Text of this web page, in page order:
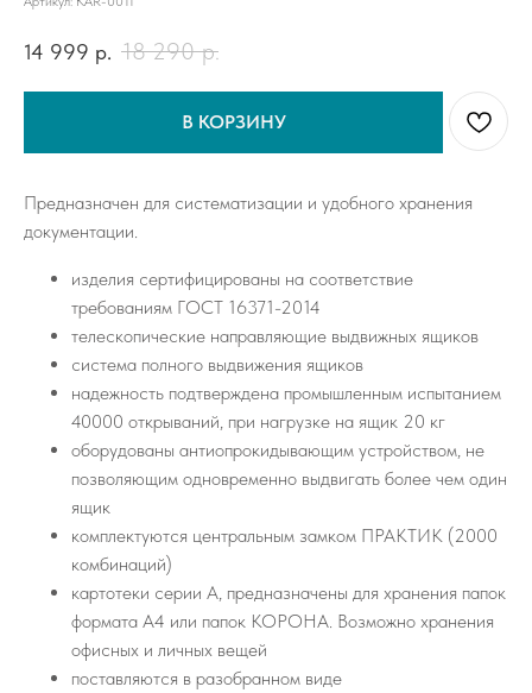
14 999 р. 18 290 р.
В КОРЗИНУ
Предназначен для систематизации и удобного хранения
документации.
изделия сертифицированы на соответствие
требованиям ГОСТ 16371-2014
телескопические направляющие выдвижных ящиков
система полного выдвижения ящиков
надежность подтверждена промышленным испытанием
40000 открываний, при нагрузке на ящик 20 кг
оборудованы антиопрокидывающим устройством, не
позволяющим одновременно выдвигать более чем один
ящик
комплектуются центральным замком ПРАКТИК (2000
комбинаций)
картотеки серии А, предназначены для хранения папок
формата А4 или папок КОРОНА. Возможно хранения
офисных и личных вещей
поставляются в разобранном виде